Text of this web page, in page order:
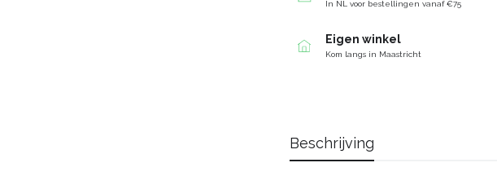
In NL voor bestellingen vanaf €75
Eigen winkel
Kom langs in Maastricht
Beschrijving